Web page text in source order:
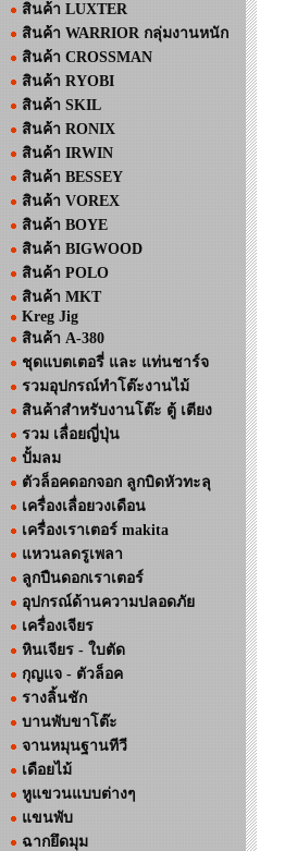
สินค้า LUXTER
สินค้า WARRIOR กลุ่มงานหนัก
สินค้า CROSSMAN
สินค้า RYOBI
สินค้า SKIL
สินค้า RONIX
สินค้า IRWIN
สินค้า BESSEY
สินค้า VOREX
สินค้า BOYE
สินค้า BIGWOOD
สินค้า POLO
สินค้า MKT
Kreg Jig
สินค้า A-380
ชุดแบตเตอรี่ และ แท่นชาร์จ
รวมอุปกรณ์ทำโต๊ะงานไม้
สินค้าสำหรับงานโต๊ะ ตู้ เตียง
รวม เลื่อยญี่ปุ่น
ปั้มลม
ตัวล็อคดอกจอก ลูกบิดหัวทะลุ
เครื่องเลื่อยวงเดือน
เครื่องเราเตอร์ makita
แหวนลดรูเพลา
ลูกปืนดอกเราเตอร์
อุปกรณ์ด้านความปลอดภัย
เครื่องเจียร
หินเจียร - ใบตัด
กุญแจ - ตัวล็อค
รางลิ้นชัก
บานพับขาโต๊ะ
จานหมุนฐานทีวี
เดือยไม้
หูแขวนแบบต่างๆ
แขนพับ
ฉากยึดมุม